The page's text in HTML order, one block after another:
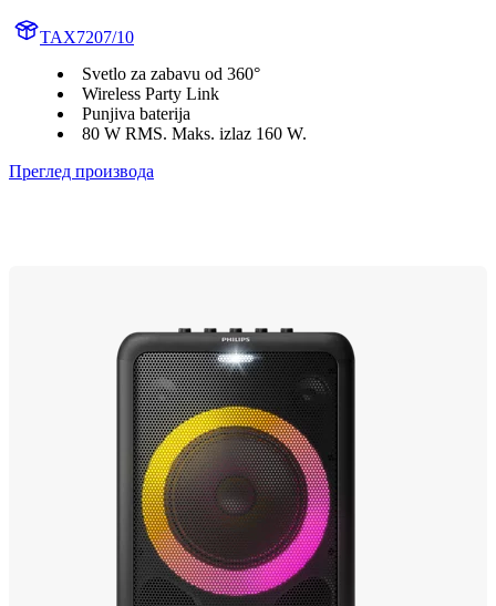
TAX7207/10
Svetlo za zabavu od 360°
Wireless Party Link
Punjiva baterija
80 W RMS. Maks. izlaz 160 W.
Преглед производа